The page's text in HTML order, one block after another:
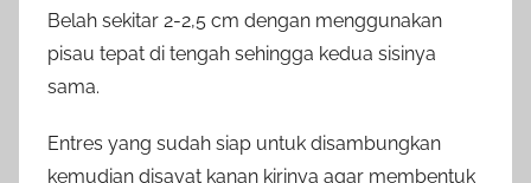
Belah sekitar 2-2,5 cm dengan menggunakan
pisau tepat di tengah sehingga kedua sisinya
sama.
Entres yang sudah siap untuk disambungkan
kemudian disayat kanan kirinya agar membentuk